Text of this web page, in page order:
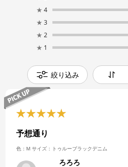
★ 4
★ 3
★ 2
★ 1
絞り込み
予想通り
色：M サイズ：トゥルーブラックデニム
ろろろ